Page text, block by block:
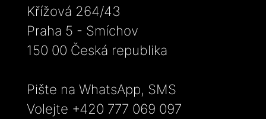
Křížová 264/43
Praha 5 - Smíchov
150 00 Česká republika
Pište na WhatsApp, SMS
Volejte +420 777 069 097